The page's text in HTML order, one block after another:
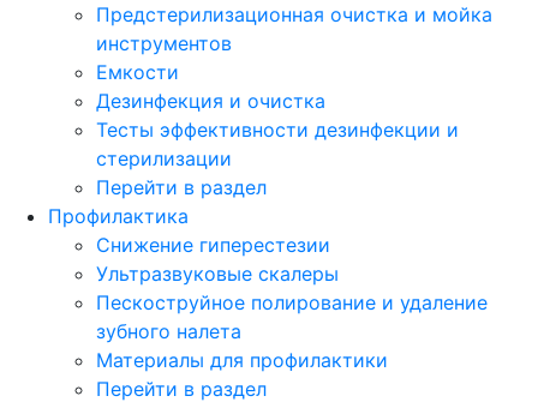
Предстерилизационная очистка и мойка
инструментов
Емкости
Дезинфекция и очистка
Тесты эффективности дезинфекции и
стерилизации
Перейти в раздел
Профилактика
Снижение гиперестезии
Ультразвуковые скалеры
Пескоструйное полирование и удаление
зубного налета
Материалы для профилактики
Перейти в раздел